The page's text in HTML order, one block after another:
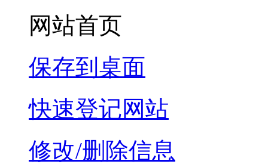
网站首页
保存到桌面
快速登记网站
修改/删除信息